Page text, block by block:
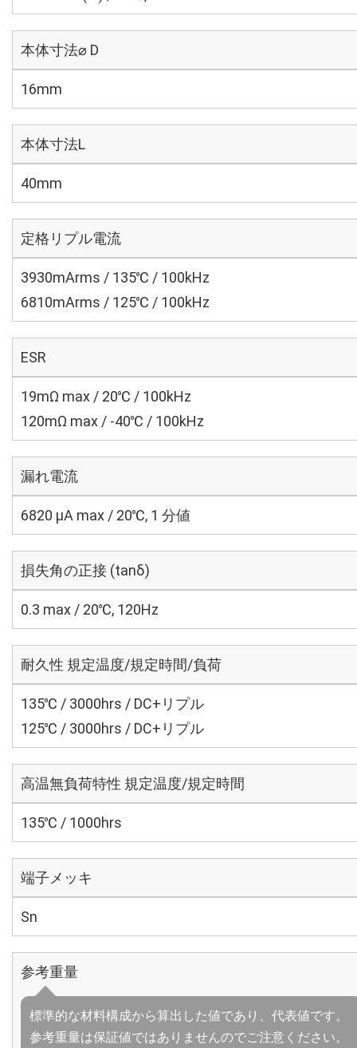
本体寸法⌀ D
16mm
本体寸法L
40mm
定格リプル電流
3930mArms / 135℃ / 100kHz
6810mArms / 125℃ / 100kHz
ESR
19mΩ max / 20℃ / 100kHz
120mΩ max / -40℃ / 100kHz
漏れ電流
6820 μA max / 20℃, 1 分値
損失角の正接 (tanδ)
0.3 max / 20℃, 120Hz
耐久性 規定温度/規定時間/負荷
135℃ / 3000hrs / DC+リプル
125℃ / 3000hrs / DC+リプル
高温無負荷特性 規定温度/規定時間
135℃ / 1000hrs
端子メッキ
Sn
参考重量
標準的な材料構成から算出した値であり、代表値です。
参考重量は保証値ではありませんのでご注意ください。